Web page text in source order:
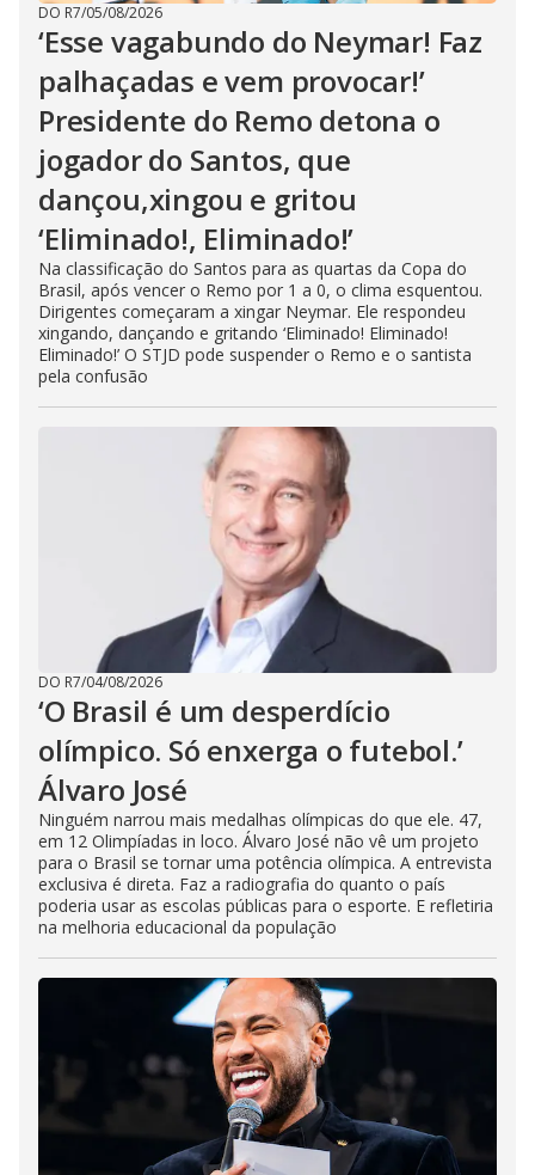
DO R7/05/08/2026
‘Esse vagabundo do Neymar! Faz
palhaçadas e vem provocar!’
Presidente do Remo detona o
jogador do Santos, que
dançou,xingou e gritou
‘Eliminado!, Eliminado!’
Na classificação do Santos para as quartas da Copa do
Brasil, após vencer o Remo por 1 a 0, o clima esquentou.
Dirigentes começaram a xingar Neymar. Ele respondeu
xingando, dançando e gritando ‘Eliminado! Eliminado!
Eliminado!’ O STJD pode suspender o Remo e o santista
pela confusão
DO R7/04/08/2026
‘O Brasil é um desperdício
olímpico. Só enxerga o futebol.’
Álvaro José
Ninguém narrou mais medalhas olímpicas do que ele. 47,
em 12 Olimpíadas in loco. Álvaro José não vê um projeto
para o Brasil se tornar uma potência olímpica. A entrevista
exclusiva é direta. Faz a radiografia do quanto o país
poderia usar as escolas públicas para o esporte. E refletiria
na melhoria educacional da população